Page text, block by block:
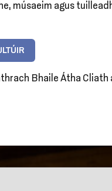
músaeim agus
Bhaile Átha Cliath